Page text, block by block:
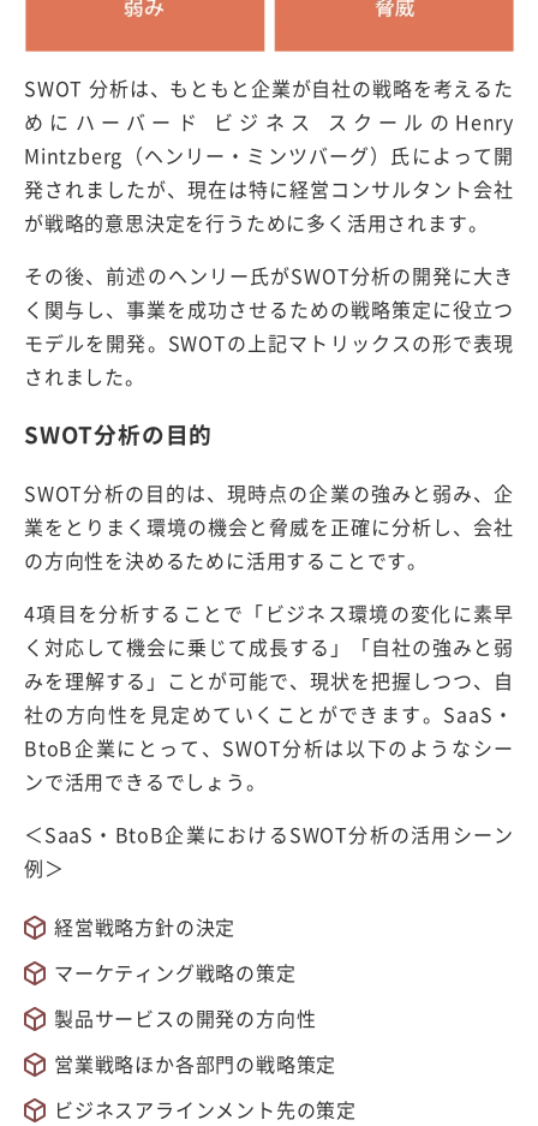
SWOT 分析は、もともと企業が自社の戦略を考えるた
めにハーバード ビジネス スクールのHenry
Mintzberg（ヘンリー・ミンツバーグ）氏によって開
発されましたが、現在は特に経営コンサルタント会社
が戦略的意思決定を行うために多く活用されます。
その後、前述のヘンリー氏がSWOT分析の開発に大き
く関与し、事業を成功させるための戦略策定に役立つ
モデルを開発。SWOTの上記マトリックスの形で表現
されました。
SWOT分析の目的
SWOT分析の目的は、現時点の企業の強みと弱み、企
業をとりまく環境の機会と脅威を正確に分析し、会社
の方向性を決めるために活用することです。
4項目を分析することで「ビジネス環境の変化に素早
く対応して機会に乗じて成長する」「自社の強みと弱
みを理解する」ことが可能で、現状を把握しつつ、自
社の方向性を見定めていくことができます。SaaS・
BtoB企業にとって、SWOT分析は以下のようなシー
ンで活用できるでしょう。
＜SaaS・BtoB企業におけるSWOT分析の活用シーン
例＞
経営戦略方針の決定
マーケティング戦略の策定
製品サービスの開発の方向性
営業戦略ほか各部門の戦略策定
ビジネスアラインメント先の策定